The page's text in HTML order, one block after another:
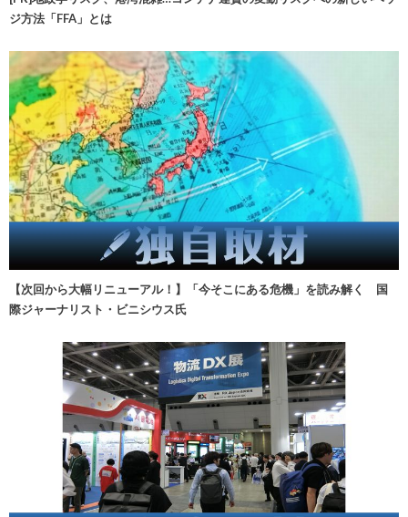
ジ方法「FFA」とは
【次回から大幅リニューアル！】「今そこにある危機」を読み解く 国
際ジャーナリスト・ビニシウス氏